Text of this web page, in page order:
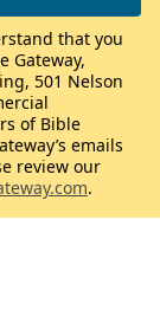
that you
Gateway,
501 Nelson
of Bible
emails
review our
.